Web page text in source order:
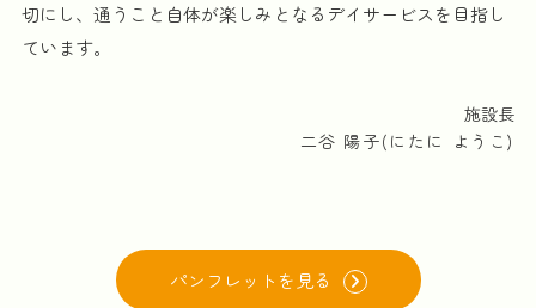
切にし、通うこと自体が楽しみとなるデイサービスを目指し
ています。
施設長
二谷 陽子(にたに ようこ)
パンフレットを見る